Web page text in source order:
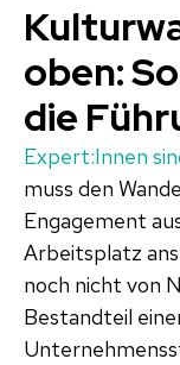
oben:
die
Expert:Innen
muss den
Engagement
Arbeitsplatz
noch nicht von
Bestandteil